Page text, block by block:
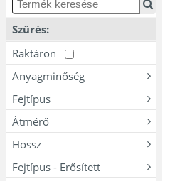
Szűrés:
Raktáron
Anyagminőség
Fejtípus
Átmérő
Hossz
Fejtípus - Erősített